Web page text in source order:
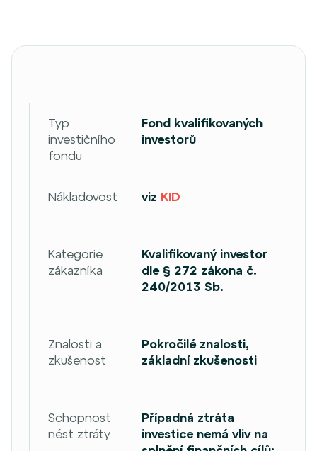
Typ
investičního
fondu
Fond kvalifikovaných
investorů
Nákladovost viz KID
Kategorie
zákazníka
Kvalifikovaný investor
dle § 272 zákona č.
240/2013 Sb.
Znalosti a
zkušenost
Pokročilé znalosti,
základní zkušenosti
Schopnost
nést ztráty
Případná ztráta
investice nemá vliv na